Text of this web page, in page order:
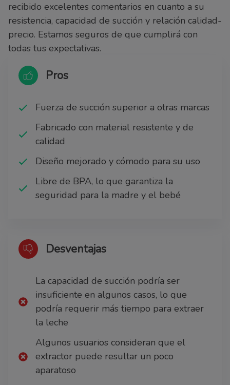
recibido excelentes comentarios en cuanto a su
resistencia, capacidad de succión y relación calidad-
precio. Estamos seguros de que cumplirá con
todas tus expectativas.
Pros
Fuerza de succión superior a otras marcas
Fabricado con material resistente y de
calidad
Diseño mejorado y cómodo para su uso
Libre de BPA, lo que garantiza la
seguridad para la madre y el bebé
Desventajas
La capacidad de succión podría ser
insuficiente en algunos casos, lo que
podría requerir más tiempo para extraer
la leche
Algunos usuarios consideran que el
extractor puede resultar un poco
aparatoso